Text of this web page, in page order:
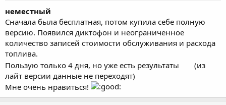
неместный
Сначала была бесплатная, потом купила себе полную
версию. Появился диктофон и неограниченное
количество записей стоимости обслуживания и расхода
топлива.
Пользую только 4 дня, но уже есть результаты
(из
лайт версии данные не переходят)
Мне очень нравиться!